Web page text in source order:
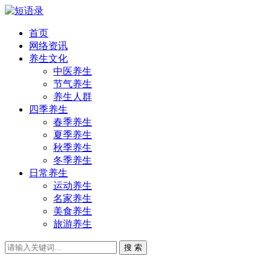
首页
网络资讯
养生文化
中医养生
节气养生
养生人群
四季养生
春季养生
夏季养生
秋季养生
冬季养生
日常养生
运动养生
名家养生
美食养生
旅游养生
搜 索